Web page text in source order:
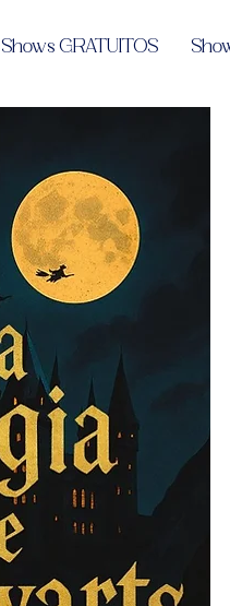
Shows GRATUITOS